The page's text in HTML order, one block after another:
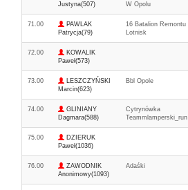
Justyna(507)
W Opolu
71.00
PAWLAK
Patrycja(79)
16 Batalion Remontu
Lotnisk
72.00
KOWALIK
Paweł(573)
73.00
LESZCZYŃSKI
Marcin(623)
Bbl Opole
74.00
GLINIANY
Dagmara(588)
Cytrynówka
Teammlamperski_run
75.00
DZIERUK
Paweł(1036)
76.00
ZAWODNIK
Anonimowy(1093)
Adaśki